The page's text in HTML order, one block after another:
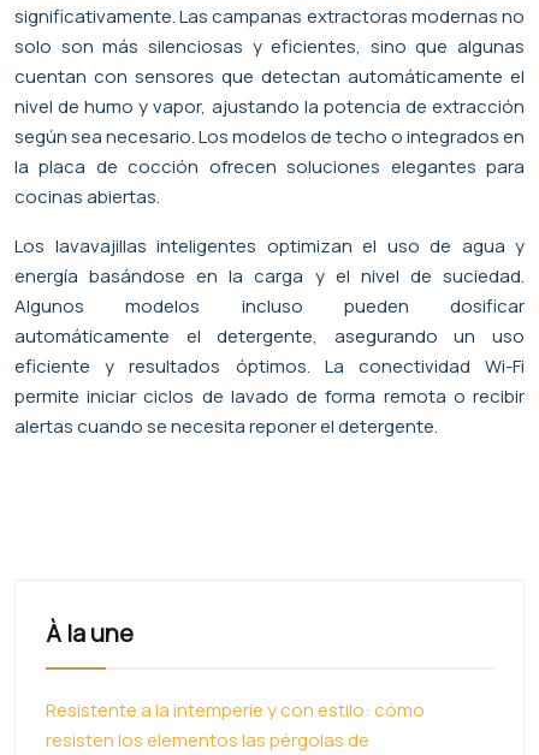
significativamente. Las campanas extractoras modernas no
solo son más silenciosas y eficientes, sino que algunas
cuentan con sensores que detectan automáticamente el
nivel de humo y vapor, ajustando la potencia de extracción
según sea necesario. Los modelos de techo o integrados en
la placa de cocción ofrecen soluciones elegantes para
cocinas abiertas.
Los lavavajillas inteligentes optimizan el uso de agua y
energía basándose en la carga y el nivel de suciedad.
Algunos modelos incluso pueden dosificar
automáticamente el detergente, asegurando un uso
eficiente y resultados óptimos. La conectividad Wi-Fi
permite iniciar ciclos de lavado de forma remota o recibir
alertas cuando se necesita reponer el detergente.
À la une
Resistente a la intemperie y con estilo: cómo
resisten los elementos las pérgolas de